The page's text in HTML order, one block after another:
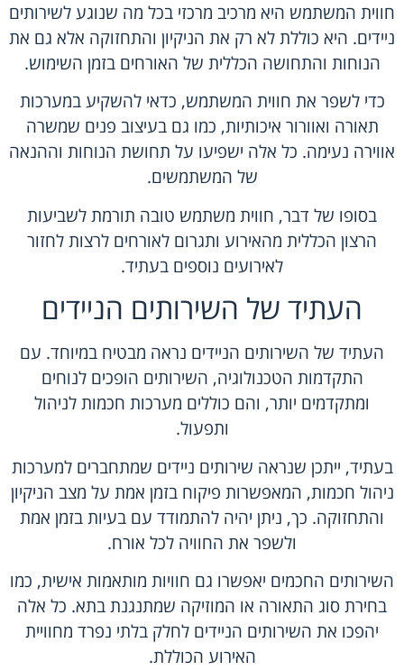
חווית המשתמש היא מרכיב מרכזי בכל מה שנוגע לשירותים
ניידים. היא כוללת לא רק את הניקיון והתחזוקה אלא גם את
הנוחות והתחושה הכללית של האורחים בזמן השימוש.
כדי לשפר את חווית המשתמש, כדאי להשקיע במערכות
תאורה ואוורור איכותיות, כמו גם בעיצוב פנים שמשרה
אווירה נעימה. כל אלה ישפיעו על תחושת הנוחות וההנאה
של המשתמשים.
בסופו של דבר, חווית משתמש טובה תורמת לשביעות
הרצון הכללית מהאירוע ותגרום לאורחים לרצות לחזור
לאירועים נוספים בעתיד.
העתיד של השירותים הניידים
העתיד של השירותים הניידים נראה מבטיח במיוחד. עם
התקדמות הטכנולוגיה, השירותים הופכים לנוחים
ומתקדמים יותר, והם כוללים מערכות חכמות לניהול
ותפעול.
בעתיד, ייתכן שנראה שירותים ניידים שמתחברים למערכות
ניהול חכמות, המאפשרות פיקוח בזמן אמת על מצב הניקיון
והתחזוקה. כך, ניתן יהיה להתמודד עם בעיות בזמן אמת
ולשפר את החוויה לכל אורח.
השירותים החכמים יאפשרו גם חוויות מותאמות אישית, כמו
בחירת סוג התאורה או המוזיקה שמתנגנת בתא. כל אלה
יהפכו את השירותים הניידים לחלק בלתי נפרד מחוויית
האירוע הכוללת.